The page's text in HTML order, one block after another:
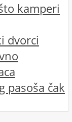
kamperi
dvorci
pasoša čak